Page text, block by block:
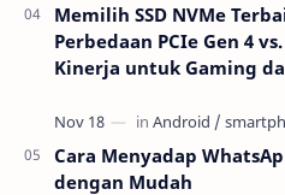
Memilih SSD NVMe
Perbedaan PCIe Gen 4
Kinerja untuk Gaming
Cara Menyadap
dengan Mudah